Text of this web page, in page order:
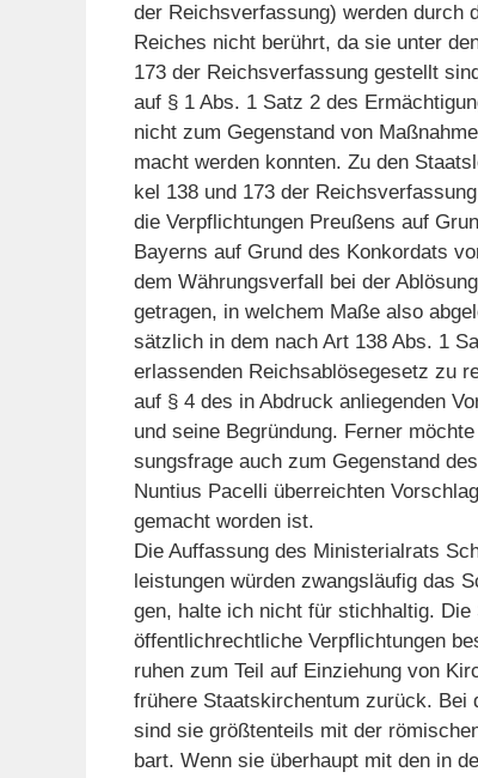
der Reichsverfassung) werden durch
Reiches nicht berührt, da sie unter
173 der Reichsverfassung gestellt
auf § 1 Abs. 1 Satz 2 des
nicht zum Gegenstand von
macht werden konnten. Zu den
kel 138 und 173 der
die Verpflichtungen Preußens auf
Bayerns auf Grund des Konkordats
dem Währungsverfall bei der
getragen, in welchem Maße also
sätzlich in dem nach Art 138 Abs. 1
erlassenden Reichsablösegesetz zu
auf § 4 des in Abdruck anliegenden
und seine Begründung. Ferner
sungsfrage auch zum Gegenstand
Nuntius Pacelli überreichten
gemacht worden ist.
Die Auffassung des Ministerialrats
leistungen würden zwangsläufig das
gen, halte ich nicht für stichhaltig. Die
öffentlichrechtliche Verpflichtungen
ruhen zum Teil auf Einziehung von
frühere Staatskirchentum zurück. Bei
sind sie größtenteils mit der
bart. Wenn sie überhaupt mit den in